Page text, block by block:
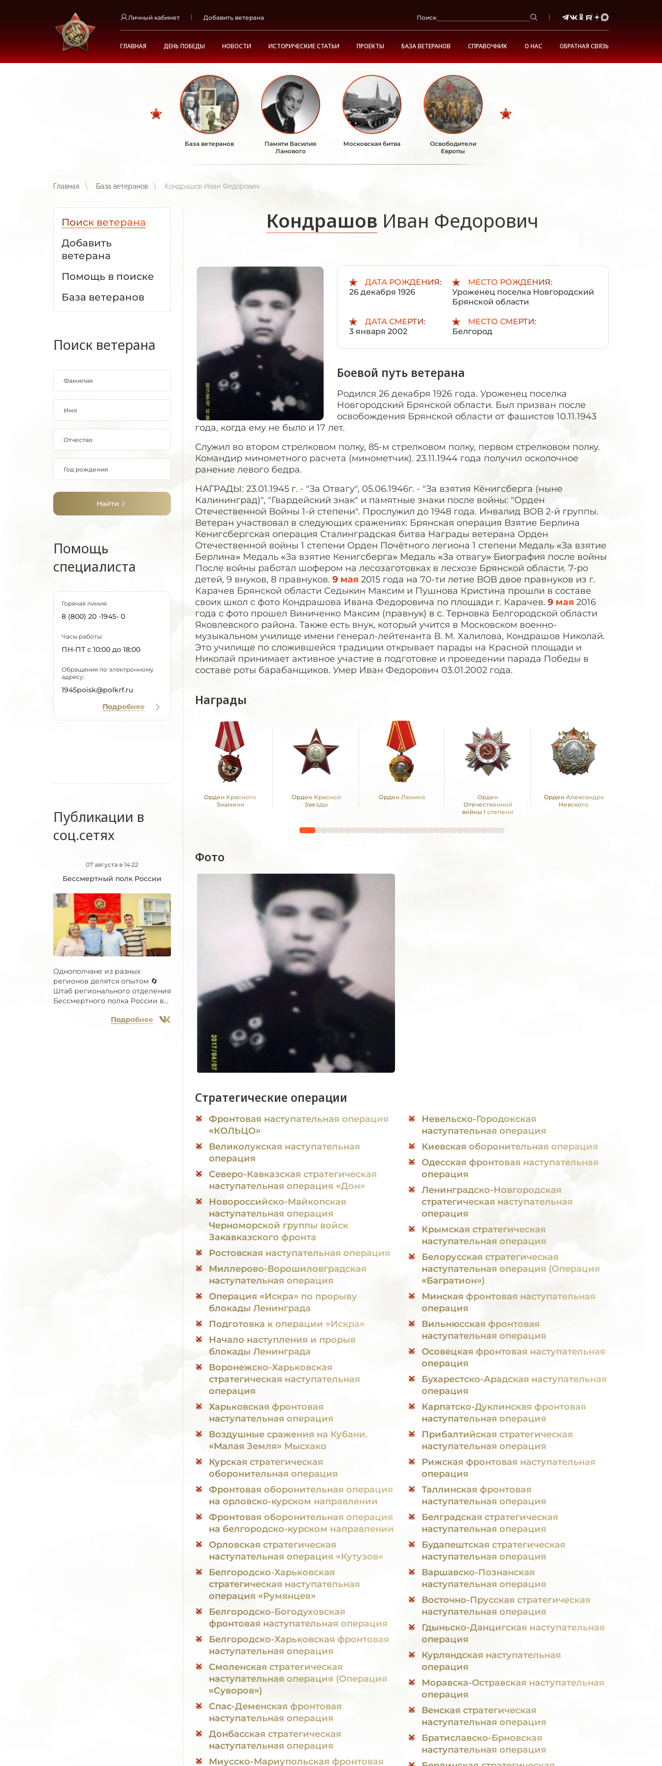
Личный кабинет Добавить ветерана Поиск
ГЛАВНАЯ ДЕНЬ ПОБЕДЫ НОВОСТИ ИСТОРИЧЕСКИЕ СТАТЬИ ПРОЕКТЫ БАЗА ВЕТЕРАНОВ СПРАВОЧНИК О НАС ОБРАТНАЯ СВЯЗЬ
База ветеранов
Памяти Василия
Ланового
Московская битва
Освободители
Европы
Главная База ветеранов Кондрашов Иван Федорович
Поиск ветерана
Добавить
ветерана
Помощь в поиске
База ветеранов
Поиск ветерана
Найти
Помощь
специалиста
Горячая линия:
8 (800) 20 -1945- 0
Часы работы:
ПН-ПТ с 10:00 до 18:00
Обращения по электронному
адресу:
1945poisk@polkrf.ru
Подробнее
Публикации в
соц.сетях
07 августа в 14:22
Бессмертный полк России
Однополчане из разных
регионов делятся опытом 🔄
Штаб регионального отделения
Бессмертного полка России в...
Подробнее
Кондрашов Иван Федорович
ДАТА РОЖДЕНИЯ:
26 декабря 1926
МЕСТО РОЖДЕНИЯ:
Уроженец поселка Новгородский
Брянской области
ДАТА СМЕРТИ:
3 января 2002
МЕСТО СМЕРТИ:
Белгород
Боевой путь ветерана
Родился 26 декабря 1926 года. Уроженец поселка
Новгородский Брянской области. Был призван после
освобождения Брянской области от фашистов 10.11.1943
года, когда ему не было и 17 лет.
Служил во втором стрелковом полку, 85-м стрелковом полку, первом стрелковом полку.
Командир минометного расчета (минометчик). 23.11.1944 года получил осколочное
ранение левого бедра.
НАГРАДЫ: 23.01.1945 г. - "За Отвагу", 05.06.1946г. - "За взятия Кёнигсберга (ныне
Калининград)", "Гвардейский знак" и памятные знаки после войны: "Орден
Отечественной Войны 1-й степени". Прослужил до 1948 года. Инвалид ВОВ 2-й группы.
Ветеран участвовал в следующих сражениях: Брянская операция Взятие Берлина
Кенигсбергская операция Сталинградская битва Награды ветерана Орден
Отечественной войны 1 степени Орден Почётного легиона 1 степени Медаль «За взятие
Берлина» Медаль «За взятие Кенигсберга» Медаль «За отвагу» Биография после войны
После войны работал шофером на лесозаготовках в лесхозе Брянской области. 7-ро
детей, 9 внуков, 8 правнуков. 9 мая 2015 года на 70-ти летие ВОВ двое правнуков из г.
Карачев Брянской области Седыкин Максим и Пушнова Кристина прошли в составе
своих школ с фото Кондрашова Ивана Федоровича по площади г. Карачев. 9 мая 2016
года с фото прошел Виниченко Максим (правнук) в с. Терновка Белгородской области
Яковлевского района. Также есть внук, который учится в Московском военно-
музыкальном училище имени генерал-лейтенанта В. М. Халилова, Кондрашов Николай.
Это училище по сложившейся традиции открывает парады на Красной площади и
Николай принимает активное участие в подготовке и проведении парада Победы в
составе роты барабанщиков. Умер Иван Федорович 03.01.2002 года.
Награды
Орден Красного
Знамени
Орден Красной
Звезды
Орден Ленина
Орден
Отечественной
войны I степени
Орден Александра
Невского
Фото
Стратегические операции
Фронтовая наступательная операция
«КОЛЬЦО»
Великолукская наступательная
операция
Северо-Кавказская стратегическая
наступательная операция «Дон»
Новороссийско-Майкопская
наступательная операция
Черноморской группы войск
Закавказского фронта
Ростовская наступательная операция
Миллерово-Ворошиловградская
наступательная операция
Операция «Искра» по прорыву
блокады Ленинграда
Подготовка к операции «Искра»
Начало наступления и прорыв
блокады Ленинграда
Воронежско-Харьковская
стратегическая наступательная
операция
Харьковская фронтовая
наступательная операция
Воздушные сражения на Кубани.
«Малая Земля» Мысхако
Курская стратегическая
оборонительная операция
Фронтовая оборонительная операция
на орловско-курском направлении
Фронтовая оборонительная операция
на белгородско-курском направлении
Орловская стратегическая
наступательная операция «Кутузов»
Белгородско-Харьковская
стратегическая наступательная
операция «Румянцев»
Белгородско-Богодуховская
фронтовая наступательная операция
Белгородско-Харьковская фронтовая
наступательная операция
Смоленская стратегическая
наступательная операция (Операция
«Суворов»)
Спас-Деменская фронтовая
наступательная операция
Донбасская стратегическая
наступательная операция
Миусско-Мариупольская фронтовая
Невельско-Городокская
наступательная операция
Киевская оборонительная операция
Одесская фронтовая наступательная
операция
Ленинградско-Новгородская
стратегическая наступательная
операция
Крымская стратегическая
наступательная операция
Белорусская стратегическая
наступательная операция (Операция
«Багратион»)
Минская фронтовая наступательная
операция
Вильнюсская фронтовая
наступательная операция
Осовецкая фронтовая наступательная
операция
Бухарестско-Арадская наступательная
операция
Карпатско-Дуклинская фронтовая
наступательная операция
Прибалтийская стратегическая
наступательная операция
Рижская фронтовая наступательная
операция
Таллинская фронтовая
наступательная операция
Белградская стратегическая
наступательная операция
Будапештская стратегическая
наступательная операция
Варшавско-Познанская
наступательная операция
Восточно-Прусская стратегическая
наступательная операция
Гдыньско-Данцигская наступательная
операция
Курляндская наступательная
операция
Моравска-Остравская наступательная
операция
Венская стратегическая
наступательная операция
Братиславско-Брновская
наступательная операция